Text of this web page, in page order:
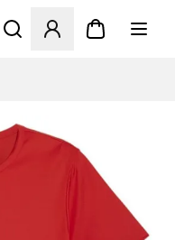
Åbner en Modal til at